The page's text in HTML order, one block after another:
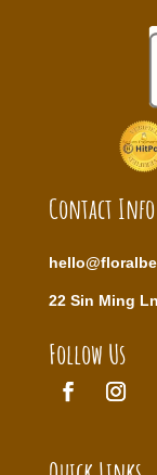
Contact Info
22 Sin Ming
Follow Us